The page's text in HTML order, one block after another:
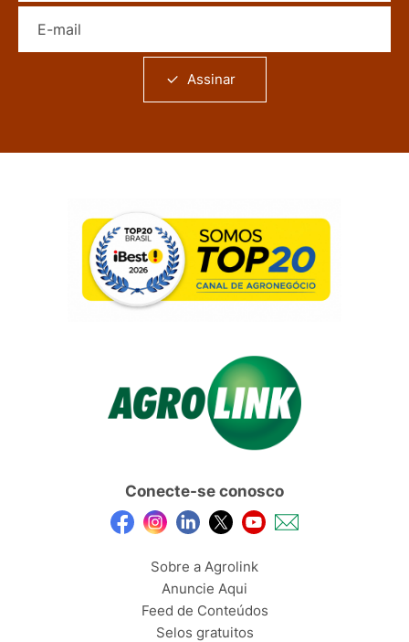
Assinar
Conecte-se conosco
Sobre a Agrolink
Anuncie Aqui
Feed de Conteúdos
Selos gratuitos